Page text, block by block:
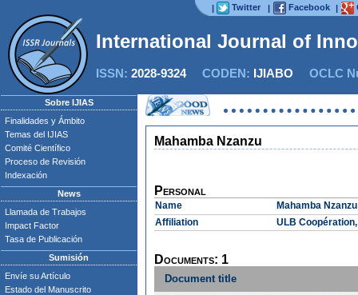
| Twitter | Facebook |
International Journal of
ISSN: 2028-9324CODEN: IJIABO OCLC
Sobre IJIAS
Finalidades y Ámbito
Temas del IJIAS
Comité Científico
Proceso de Revisión
Indexación
News
Llamada de Trabajos
Impact Factor
Tasa de Publicación
Sumisión
Envíe su Artículo
Estado del Manuscrito
Mahamba Nzanzu
Personal
Name
Mahamba Nzanzu
Affiliation
ULB
Documents: 1
Document title